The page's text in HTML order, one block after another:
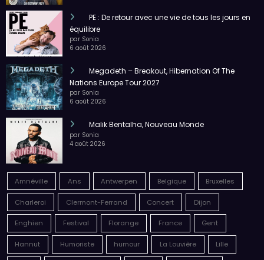
LES NUITS DE LONGWY AOUT 2026
par Sonia Degliame
9 août 2026
Julien Rossier est Coluche !
par Sonia
7 août 2026
PE : De retour avec une vie de tous les jours en
équilibre
par Sonia
Megadeth – Breakout, Hibernation Of The
Nations Europe Tour 2027
par Sonia
Malik Bentalha, Nouveau Monde
par Sonia